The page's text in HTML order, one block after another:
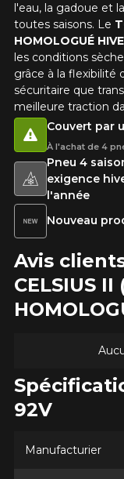
l'eau, la gadoue et
toutes saisons. Le
HOMOLOGUÉ
les conditions
grâce à la flexibilité
sécuritaire que
meilleure traction
Pneu 4
exigence
l'année
Nouveau
Couvert par
À l'achat de 4
Avis
CELSIUS II
92V
Manufacturier